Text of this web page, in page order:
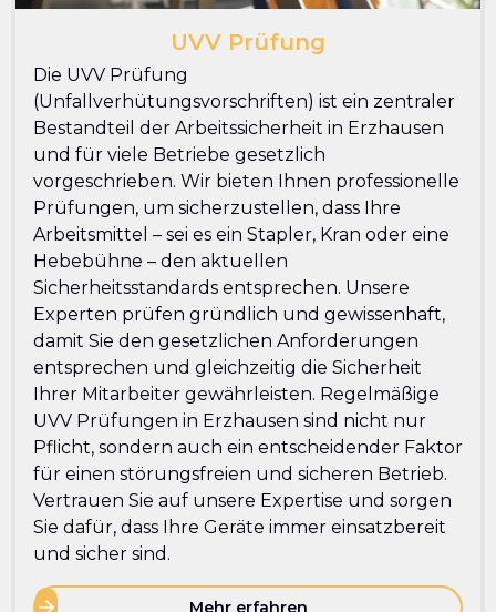
UVV Prüfung
Die UVV Prüfung
(Unfallverhütungsvorschriften) ist ein zentraler
Bestandteil der Arbeitssicherheit in Erzhausen
und für viele Betriebe gesetzlich
vorgeschrieben. Wir bieten Ihnen professionelle
Prüfungen, um sicherzustellen, dass Ihre
Arbeitsmittel – sei es ein Stapler, Kran oder eine
Hebebühne – den aktuellen
Sicherheitsstandards entsprechen. Unsere
Experten prüfen gründlich und gewissenhaft,
damit Sie den gesetzlichen Anforderungen
entsprechen und gleichzeitig die Sicherheit
Ihrer Mitarbeiter gewährleisten. Regelmäßige
UVV Prüfungen in Erzhausen sind nicht nur
Pflicht, sondern auch ein entscheidender Faktor
für einen störungsfreien und sicheren Betrieb.
Vertrauen Sie auf unsere Expertise und sorgen
Sie dafür, dass Ihre Geräte immer einsatzbereit
und sicher sind.
Mehr erfahren